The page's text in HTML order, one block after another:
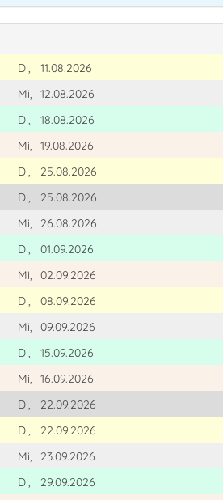
Di,
11.08.2026
Mi,
12.08.2026
Di,
18.08.2026
Mi,
19.08.2026
Di,
25.08.2026
Di,
25.08.2026
Mi,
26.08.2026
Di,
01.09.2026
Mi,
02.09.2026
Di,
08.09.2026
Mi,
09.09.2026
Di,
15.09.2026
Mi,
16.09.2026
Di,
22.09.2026
Di,
22.09.2026
Mi,
23.09.2026
Di,
29.09.2026